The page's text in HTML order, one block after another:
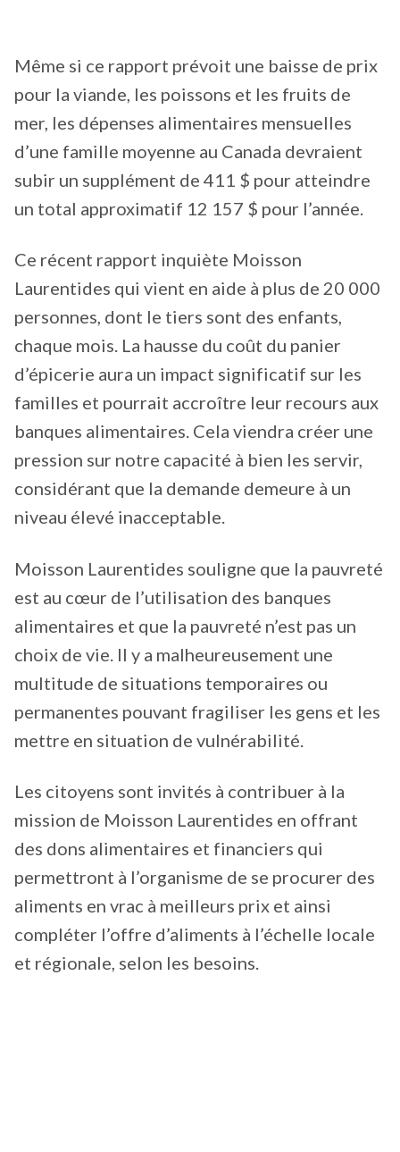
Même si ce rapport prévoit une baisse de prix
pour la viande, les poissons et les fruits de
mer, les dépenses alimentaires mensuelles
d’une famille moyenne au Canada devraient
subir un supplément de 411 $ pour atteindre
un total approximatif 12 157 $ pour l’année.
Ce récent rapport inquiète Moisson
Laurentides qui vient en aide à plus de 20 000
personnes, dont le tiers sont des enfants,
chaque mois. La hausse du coût du panier
d’épicerie aura un impact significatif sur les
familles et pourrait accroître leur recours aux
banques alimentaires. Cela viendra créer une
pression sur notre capacité à bien les servir,
considérant que la demande demeure à un
niveau élevé inacceptable.
Moisson Laurentides souligne que la pauvreté
est au cœur de l’utilisation des banques
alimentaires et que la pauvreté n’est pas un
choix de vie. Il y a malheureusement une
multitude de situations temporaires ou
permanentes pouvant fragiliser les gens et les
mettre en situation de vulnérabilité.
Les citoyens sont invités à contribuer à la
mission de Moisson Laurentides en offrant
des dons alimentaires et financiers qui
permettront à l’organisme de se procurer des
aliments en vrac à meilleurs prix et ainsi
compléter l’offre d’aliments à l’échelle locale
et régionale, selon les besoins.